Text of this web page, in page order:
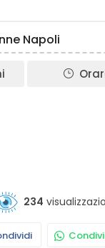
Napoli
234